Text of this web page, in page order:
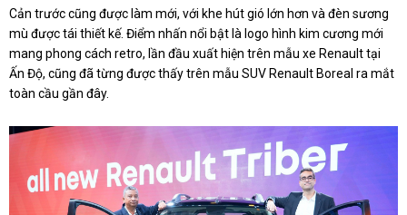
Cản trước cũng được làm mới, với khe hút gió lớn hơn và đèn sương
mù được tái thiết kế. Điểm nhấn nổi bật là logo hình kim cương mới
mang phong cách retro, lần đầu xuất hiện trên mẫu xe Renault tại
Ấn Độ, cũng đã từng được thấy trên mẫu SUV Renault Boreal ra mắt
toàn cầu gần đây.